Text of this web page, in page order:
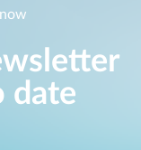
date